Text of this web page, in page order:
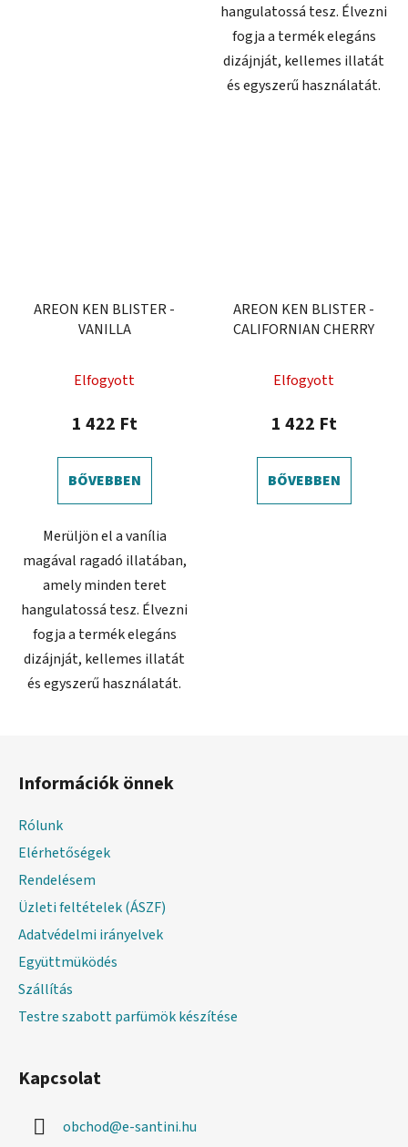
hangulatossá tesz. Élvezni
fogja a termék elegáns
dizájnját, kellemes illatát
és egyszerű használatát.
AREON KEN BLISTER -
VANILLA
Elfogyott
1 422 Ft
BŐVEBBEN
Merüljön el a vanília
magával ragadó illatában,
amely minden teret
hangulatossá tesz. Élvezni
fogja a termék elegáns
dizájnját, kellemes illatát
és egyszerű használatát.
AREON KEN BLISTER -
CALIFORNIAN CHERRY
Elfogyott
1 422 Ft
BŐVEBBEN
Információk önnek
Rólunk
Elérhetőségek
Rendelésem
Üzleti feltételek (ÁSZF)
Adatvédelmi irányelvek
Együttmüködés
Szállítás
Testre szabott parfümök készítése
Kapcsolat
obchod@e-santini.hu